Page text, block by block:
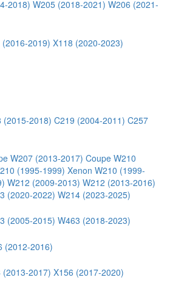
2018) W205 (2018-2021) W206 (2021-
(2016-2019) X118 (2020-2023)
(2015-2018) C219 (2004-2011) C257
W207 (2013-2017) Coupe W210
(1995-1999) Xenon W210 (1999-
W212 (2009-2013) W212 (2013-2016)
(2020-2022) W214 (2023-2025)
(2005-2015) W463 (2018-2023)
(2012-2016)
(2013-2017) X156 (2017-2020)